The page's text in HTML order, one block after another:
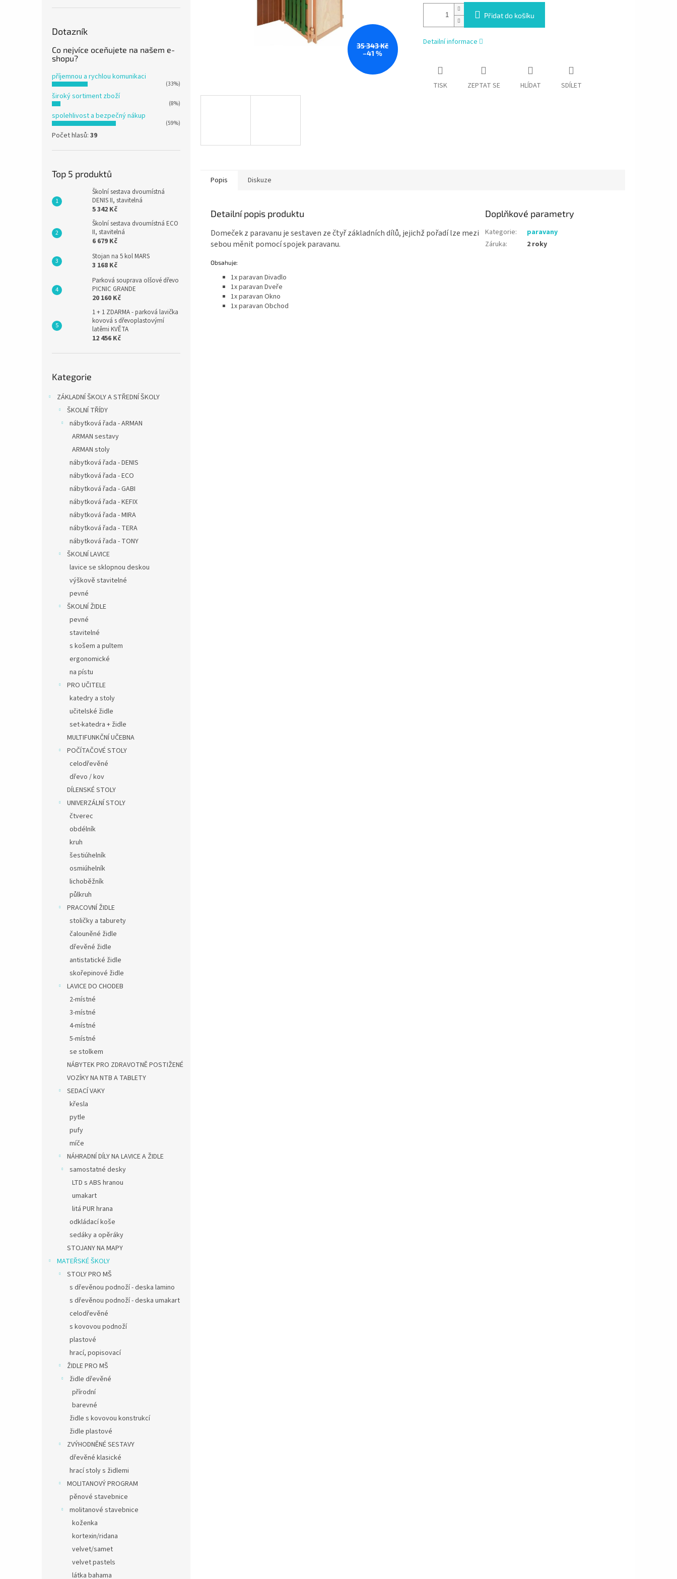
Dotazník
Co nejvíce oceňujete na našem e-
shopu?
příjemnou a rychlou komunikaci
(33%)
široký sortiment zboží
(8%)
spolehlivost a bezpečný nákup
(59%)
Počet hlasů: 39
Top 5 produktů
Školní sestava dvoumístná
DENIS II, stavitelná
5 342 Kč
Školní sestava dvoumístná ECO
II, stavitelná
6 679 Kč
Stojan na 5 kol MARS
3 168 Kč
Parková souprava olšové dřevo
PICNIC GRANDE
20 160 Kč
1 + 1 ZDARMA - parková lavička
kovová s dřevoplastovýmí
latěmi KVĚTA
12 456 Kč
kategorie
Kategorie
ZÁKLADNÍ ŠKOLY A STŘEDNÍ ŠKOLY
ŠKOLNÍ TŘÍDY
nábytková řada - ARMAN
ARMAN sestavy
ARMAN stoly
nábytková řada - DENIS
nábytková řada - ECO
nábytková řada - GABI
nábytková řada - KEFIX
nábytková řada - MIRA
nábytková řada - TERA
nábytková řada - TONY
ŠKOLNÍ LAVICE
lavice se sklopnou deskou
výškově stavitelné
pevné
ŠKOLNÍ ŽIDLE
pevné
stavitelné
s košem a pultem
ergonomické
na pístu
PRO UČITELE
katedry a stoly
učitelské židle
set-katedra + židle
MULTIFUNKČNÍ UČEBNA
POČÍTAČOVÉ STOLY
celodřevěné
dřevo / kov
DÍLENSKÉ STOLY
UNIVERZÁLNÍ STOLY
čtverec
obdélník
kruh
šestiúhelník
osmiúhelník
lichoběžník
půlkruh
PRACOVNÍ ŽIDLE
stoličky a taburety
čalouněné židle
dřevěné židle
antistatické židle
skořepinové židle
LAVICE DO CHODEB
2-místné
3-místné
4-místné
5-místné
se stolkem
NÁBYTEK PRO ZDRAVOTNĚ POSTIŽENÉ
VOZÍKY NA NTB A TABLETY
SEDACÍ VAKY
křesla
pytle
pufy
míče
NÁHRADNÍ DÍLY NA LAVICE A ŽIDLE
samostatné desky
LTD s ABS hranou
umakart
litá PUR hrana
odkládací koše
sedáky a opěráky
STOJANY NA MAPY
MATEŘSKÉ ŠKOLY
STOLY PRO MŠ
s dřevěnou podnoží - deska lamino
s dřevěnou podnoží - deska umakart
celodřevěné
s kovovou podnoží
plastové
hrací, popisovací
ŽIDLE PRO MŠ
židle dřevěné
přírodní
barevné
židle s kovovou konstrukcí
židle plastové
ZVÝHODNĚNÉ SESTAVY
dřevěné klasické
hrací stoly s židlemi
MOLITANOVÝ PROGRAM
pěnové stavebnice
molitanové stavebnice
koženka
kortexin/ridana
velvet/samet
velvet pastels
látka bahama
35 343 Kč
–41 %
Přidat do košíku
Detailní informace
TISK ZEPTAT SE HLÍDAT SDÍLET
Popis Diskuze
Detailní popis produktu
Domeček z paravanu je sestaven ze čtyř základních dílů, jejichž pořadí lze mezi
sebou měnit pomocí spojek paravanu.
Obsahuje:
1x paravan Divadlo
1x paravan Dveře
1x paravan Okno
1x paravan Obchod
Doplňkové parametry
Kategorie:
paravany
Záruka: 2 roky